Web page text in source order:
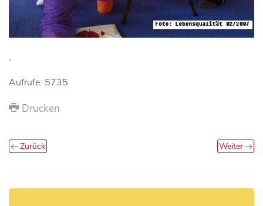
,
Aufrufe: 5735
Drucken
Zurück Weiter